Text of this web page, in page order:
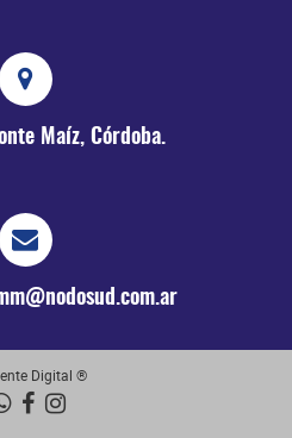
Maíz, Córdoba.
Digital ®